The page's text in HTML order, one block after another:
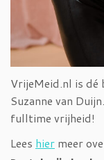
VrijeMeid.nl is dé
Suzanne van
fulltime vrijheid!
Lees hier meer